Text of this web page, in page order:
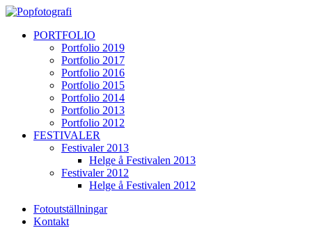
PORTFOLIO
Portfolio 2019
Portfolio 2017
Portfolio 2016
Portfolio 2015
Portfolio 2014
Portfolio 2013
Portfolio 2012
FESTIVALER
Festivaler 2013
Helge å Festivalen 2013
Festivaler 2012
Helge å Festivalen 2012
Fotoutställningar
Kontakt